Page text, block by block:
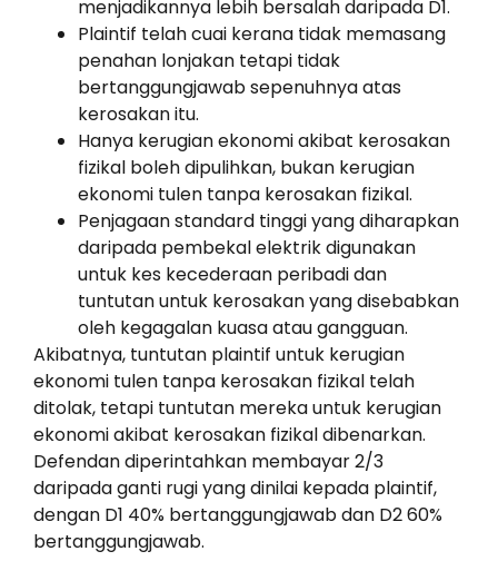
menjadikannya lebih bersalah daripada D1.
Plaintif telah cuai kerana tidak memasang
penahan lonjakan tetapi tidak
bertanggungjawab sepenuhnya atas
kerosakan itu.
Hanya kerugian ekonomi akibat kerosakan
fizikal boleh dipulihkan, bukan kerugian
ekonomi tulen tanpa kerosakan fizikal.
Penjagaan standard tinggi yang diharapkan
daripada pembekal elektrik digunakan
untuk kes kecederaan peribadi dan
tuntutan untuk kerosakan yang disebabkan
oleh kegagalan kuasa atau gangguan.
Akibatnya, tuntutan plaintif untuk kerugian
ekonomi tulen tanpa kerosakan fizikal telah
ditolak, tetapi tuntutan mereka untuk kerugian
ekonomi akibat kerosakan fizikal dibenarkan.
Defendan diperintahkan membayar 2/3
daripada ganti rugi yang dinilai kepada plaintif,
dengan D1 40% bertanggungjawab dan D2 60%
bertanggungjawab.